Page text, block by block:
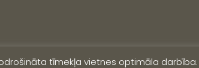
tīmekļa vietnes optimāla